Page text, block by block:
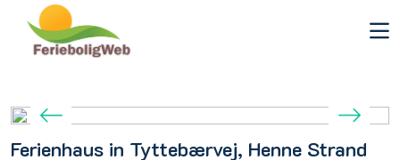
Ferienhaus in Tyttebærvej, Henne Strand